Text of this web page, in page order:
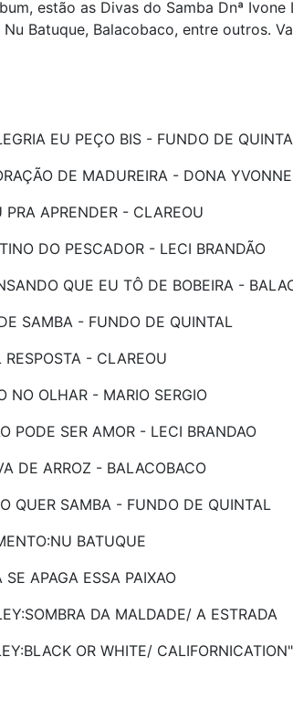
estão as Divas do Samba Dnª
Nu Batuque, Balacobaco, entre outros.
EU PEÇO BIS - FUNDO DE
DE MADUREIRA - DONA
PRA APRENDER - CLAREOU
DO PESCADOR - LECI BRANDÃO
QUE EU TÔ DE BOBEIRA -
SAMBA - FUNDO DE QUINTAL
RESPOSTA - CLAREOU
NO OLHAR - MARIO SERGIO
PODE SER AMOR - LECI BRANDAO
DE ARROZ - BALACOBACO
QUER SAMBA - FUNDO DE QUINTAL
BATUQUE
SE APAGA ESSA PAIXAO
DA MALDADE/ A ESTRADA
OR WHITE/ CALIFORNICATION"